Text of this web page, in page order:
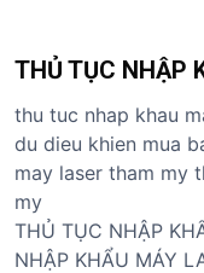
THỦ TỤC NHẬP
thu tuc nhap khau
du dieu khien mua
may laser tham my
my
THỦ TỤC NHẬP
NHẬP KHẨU MÁY